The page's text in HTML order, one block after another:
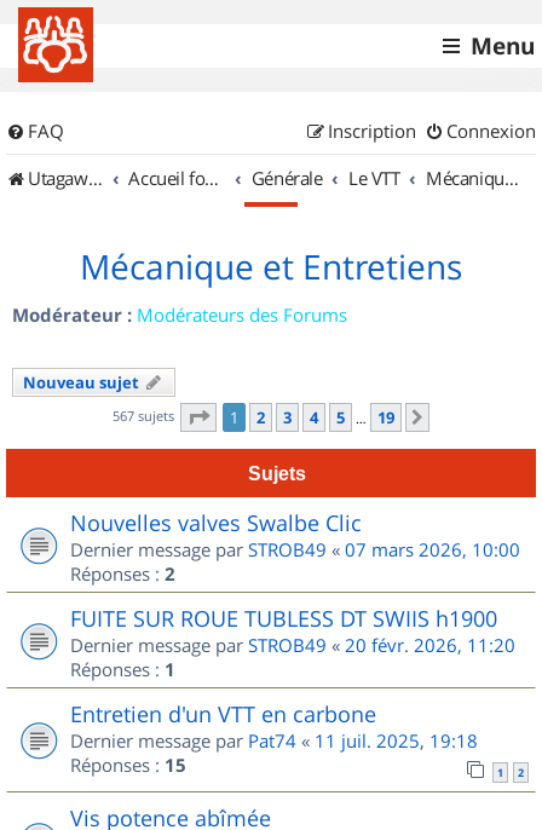
Menu
FAQ Connexion
Inscription
UtagawaVTT (Randos VTT et VTTAE avec traces GPS)
Accueil forum Générale Le VTT Mécanique et Entretiens
Mécanique et Entretiens
Modérateur : Modérateurs des Forums
Nouveau sujet
567 sujets Page 1sur
1 2 3 4 5 … 19
Sujets
Nouvelles valves Swalbe Clic
Dernier message par STROB49 « 07 mars 2026, 10:00
Réponses : 2
FUITE SUR ROUE TUBLESS DT SWIIS h1900
Dernier message par STROB49 « 20 févr. 2026, 11:20
Réponses : 1
Entretien d'un VTT en carbone
Dernier message par Pat74 « 11 juil. 2025, 19:18
Réponses : 15 1 2
Vis potence abîmée